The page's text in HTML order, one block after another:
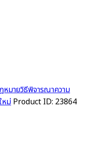
หมายวิธีพิจารณาความ
หม่ Product ID: 23864